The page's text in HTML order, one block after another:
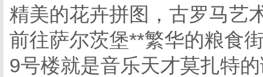
精美的花卉拼图，古罗马艺
前往萨尔茨堡**繁华的粮食
9号楼就是音乐天才莫扎特